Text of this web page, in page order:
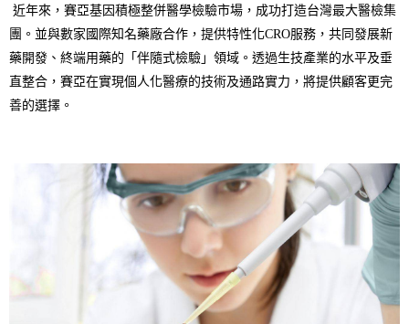
近年來，賽亞基因積極整併醫學檢驗市場， 成功打造台灣最大醫檢集
團。 並與數家國際知名藥廠合作，提供特性化CRO服務， 共同發展新
藥開發、終端用藥的「伴隨式檢驗」領域。 透過生技產業的水平及垂
直整合， 賽亞在實現個人化醫療的技術及通路實力， 將提供顧客更完
善的選擇。